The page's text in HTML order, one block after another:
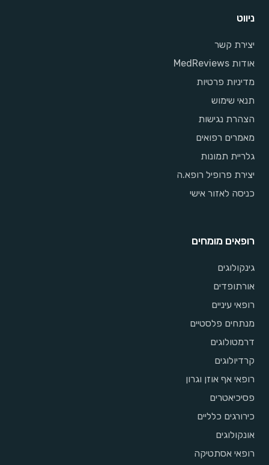
ניווט
יצירת קשר
אודות MedReviews
מדיניות פרטיות
תנאי שימוש
הצהרת נגישות
מאמרים רפואים
גלריית תמונות
יצירת פרופיל רופא.ה
כניסה לאזור אישי
רופאים מומחים
גינקולוגים
אורתופדים
רופאי עיניים
מנתחים פלסטיים
דרמטולוגים
קרדיולוגים
רופאי אף אוזן וגרון
פסיכיאטרים
כירורגים כלליים
אונקולוגים
רופאי אסתטיקה